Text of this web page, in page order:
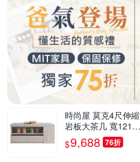
時尚屋 莫克4尺伸縮
岩板大茶几 寬121x
深60x高52.6公分-台
灣製/免組裝/茶几
$9,688 76折